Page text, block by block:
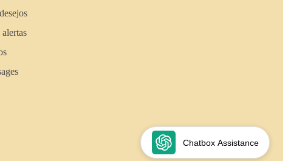
Chatbox Assistance